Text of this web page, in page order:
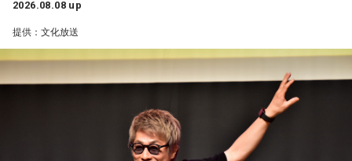
【11位】水瓶座（みずがめ座）
日頃の疲れを癒しましょう。今日はマッサージを受けたり、
心と身体のメンテナンスを意識しましょう。たくさん睡眠を
取ってリフレッシュするのも良さそうです。
【12位】射手座（いて座）
心のモヤモヤが目立つような日です。今日は頑張らず、1人の
時間を大切にしたり、のんびり過ごす時間を持つようにしま
学びや成長ができそうな1日です。今日は視野が広がりやすく
学びが深まりそうです。海外のことに目を向けたり、探究心
を大切に過ごしてみましょう。
【4位】山羊座（やぎ座）
対人運が好調です。今日は1対1のコミュニケーションが大切
な日。パートナーや大切な友人と深い話をしたり、普段は話
しづらい話題を取り上げてみたりするには良いタイミングで
2026.08.08 up
提供：文化放送